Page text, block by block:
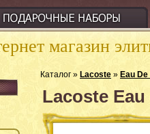
магазин
Каталог » Lacoste » Eau
Lacoste